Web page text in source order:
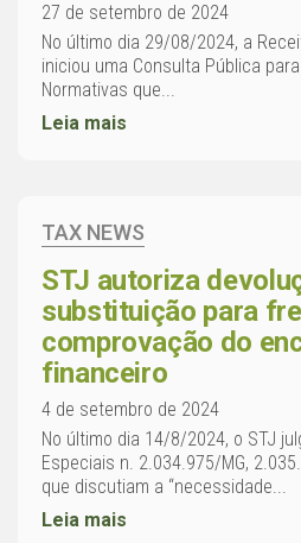
27 de setembro de 2024
No último dia 29/08/2024, a
iniciou uma Consulta Pública
Normativas que...
Leia mais
TAX NEWS
STJ autoriza
substituição para
comprovação do
financeiro
4 de setembro de 2024
No último dia 14/8/2024, o STJ
Especiais n. 2.034.975/MG,
que discutiam a “necessidade...
Leia mais